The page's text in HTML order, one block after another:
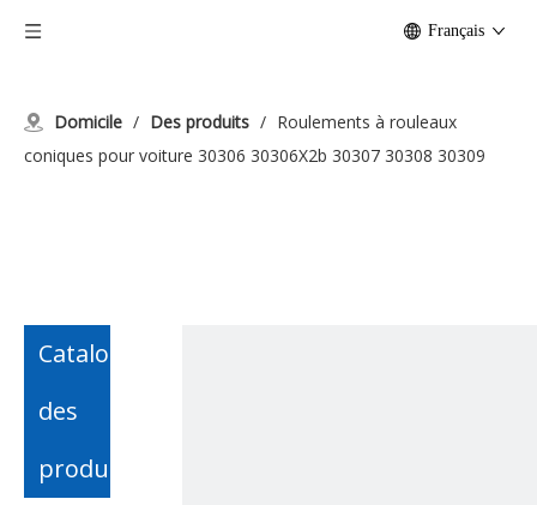
Français
Domicile / Des produits / Roulements à rouleaux
coniques pour voiture 30306 30306X2b 30307 30308 30309
Catalogue
des
produits